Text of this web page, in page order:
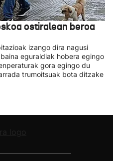
ostiralean beroa
izango dira nagusi
eguraldiak hobera egingo
gora egingo du
trumoitsuak bota ditzake